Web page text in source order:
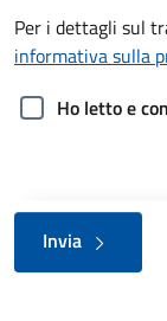
Per i dettagli sul
informativa sulla
Ho letto e
Invia